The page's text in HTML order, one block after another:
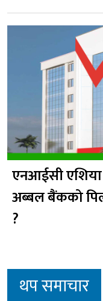
एनआईसी
अब्बल बैंकको
?
थप समाचार